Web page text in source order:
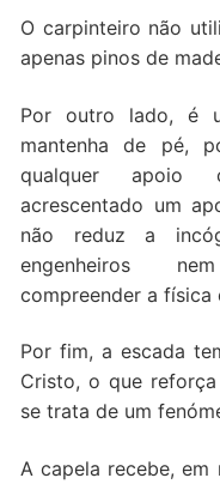
O carpinteiro não
apenas pinos de
Por outro lado, é
mantenha de pé,
qualquer apoio
acrescentado um
não reduz a
engenheiros
compreender a física
Por fim, a escada
Cristo, o que
se trata de um
A capela recebe,